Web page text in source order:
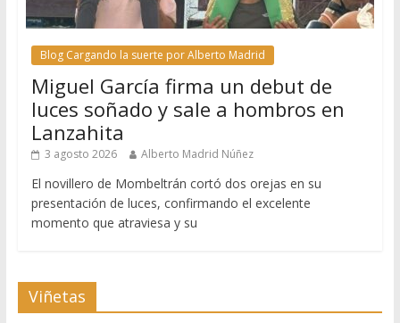
Blog Cargando la suerte por Alberto Madrid
Miguel García firma un debut de
luces soñado y sale a hombros en
Lanzahita
3 agosto 2026 Alberto Madrid Núñez
El novillero de Mombeltrán cortó dos orejas en su
presentación de luces, confirmando el excelente
momento que atraviesa y su
Viñetas